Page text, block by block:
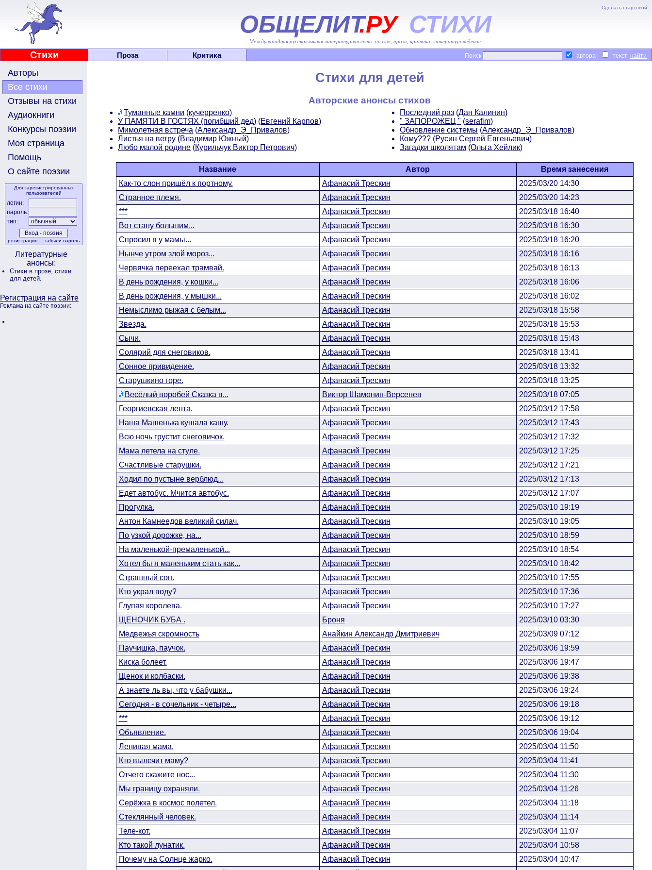
Сделать стартовой
ОБЩЕЛИТ.РУ СТИХИ
Международная русскоязычная литературная сеть: поэзия, проза, критика, литературоведение.
Стихи Проза Критика Поиск автора | текст
Авторы
Все стихи
Отзывы на стихи
Аудиокниги
Конкурсы поэзии
Моя страница
Помощь
О сайте поэзии
Для зарегистрированных
пользователей
логин:
пароль:
тип:
регистрация забыли пароль
Литературные
анонсы:
Стихи в прозе, стихи
для детей.
Регистрация на сайте
Реклама на сайте поэзии:
Стихи для детей
Авторские анонсы стихов
Туманные камни (кучерренко)
У ПАМЯТИ В ГОСТЯХ (погибший дед) (Евгений Карпов)
Мимолетная встреча (Александр_Э_Привалов)
Листья на ветру (Владимир Южный)
Любо малой родине (Курильчук Виктор Петрович)
Последний раз (Дан Калинин)
" ЗАПОРОЖЕЦ " (serafim)
Обновление системы (Александр_Э_Привалов)
Кому??? (Русин Сергей Евгеньевич)
Загадки школятам (Ольга Хейлик)
Название Автор
Время занесения
Как-то слон пришёл к портному.
Афанасий Трескин
2025/03/20 14:30
Странное племя.
Афанасий Трескин
2025/03/20 14:23
***
Афанасий Трескин
2025/03/18 16:40
Вот стану большим...
Афанасий Трескин
2025/03/18 16:30
Спросил я у мамы...
Афанасий Трескин
2025/03/18 16:20
Нынче утром злой мороз...
Афанасий Трескин
2025/03/18 16:16
Червячка переехал трамвай.
Афанасий Трескин
2025/03/18 16:13
В день рождения, у кошки...
Афанасий Трескин
2025/03/18 16:06
В день рождения, у мышки...
Афанасий Трескин
2025/03/18 16:02
Немыслимо рыжая с белым...
Афанасий Трескин
2025/03/18 15:58
Звезда.
Афанасий Трескин
2025/03/18 15:53
Сычи.
Афанасий Трескин
2025/03/18 15:43
Солярий для снеговиков.
Афанасий Трескин
2025/03/18 13:41
Сонное привидение.
Афанасий Трескин
2025/03/18 13:32
Старушкино горе.
Афанасий Трескин
2025/03/18 13:25
Весёлый воробей Сказка в...
Виктор Шамонин-Версенев
2025/03/18 07:05
Георгиевская лента.
Афанасий Трескин
2025/03/12 17:58
Наша Машенька кушала кашу.
Афанасий Трескин
2025/03/12 17:43
Всю ночь грустит снеговичок.
Афанасий Трескин
2025/03/12 17:32
Мама летела на стуле.
Афанасий Трескин
2025/03/12 17:25
Счастливые старушки.
Афанасий Трескин
2025/03/12 17:21
Ходил по пустыне верблюд...
Афанасий Трескин
2025/03/12 17:13
Едет автобус. Мчится автобус.
Афанасий Трескин
2025/03/12 17:07
Прогулка.
Афанасий Трескин
2025/03/10 19:19
Антон Камнеедов великий силач.
Афанасий Трескин
2025/03/10 19:05
По узкой дорожке, на...
Афанасий Трескин
2025/03/10 18:59
На маленькой-премаленькой...
Афанасий Трескин
2025/03/10 18:54
Хотел бы я маленьким стать как...
Афанасий Трескин
2025/03/10 18:42
Страшный сон.
Афанасий Трескин
2025/03/10 17:55
Кто украл воду?
Афанасий Трескин
2025/03/10 17:36
Глупая королева.
Афанасий Трескин
2025/03/10 17:27
ЩЕНОЧИК БУБА .
Броня
2025/03/10 03:30
Медвежья скромность
Анайкин Александр Дмитриевич
2025/03/09 07:12
Паучишка, паучок.
Афанасий Трескин
2025/03/06 19:59
Киска болеет.
Афанасий Трескин
2025/03/06 19:47
Щенок и колбаски.
Афанасий Трескин
2025/03/06 19:38
А знаете ль вы, что у бабушки...
Афанасий Трескин
2025/03/06 19:24
Сегодня - в сочельник - четыре...
Афанасий Трескин
2025/03/06 19:18
***
Афанасий Трескин
2025/03/06 19:12
Объявление.
Афанасий Трескин
2025/03/06 19:04
Ленивая мама.
Афанасий Трескин
2025/03/04 11:50
Кто вылечит маму?
Афанасий Трескин
2025/03/04 11:41
Отчего скажите нос...
Афанасий Трескин
2025/03/04 11:30
Мы границу охраняли.
Афанасий Трескин
2025/03/04 11:26
Серёжка в космос полетел.
Афанасий Трескин
2025/03/04 11:18
Стеклянный человек.
Афанасий Трескин
2025/03/04 11:14
Теле-кот.
Афанасий Трескин
2025/03/04 11:07
Кто такой лунатик.
Афанасий Трескин
2025/03/04 10:58
Почему на Солнце жарко.
Афанасий Трескин
2025/03/04 10:47